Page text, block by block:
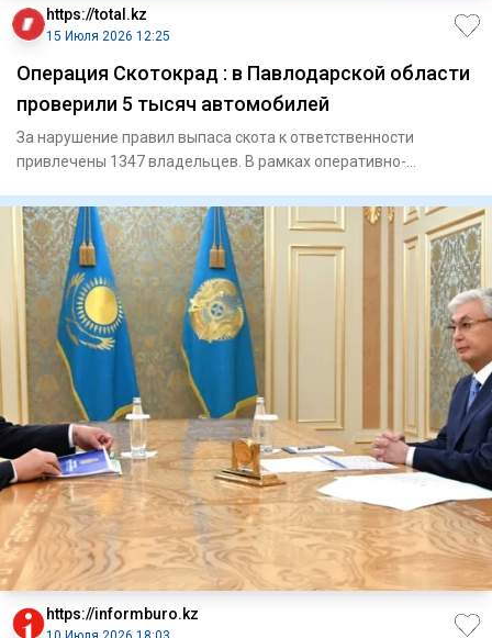
https://total.kz
15 Июля 2026 12:25
Операция Скотокрад : в Павлодарской области
проверили 5 тысяч автомобилей
За нарушение правил выпаса скота к ответственности
привлечены 1347 владельцев. В рамках оперативно-
https://informburo.kz